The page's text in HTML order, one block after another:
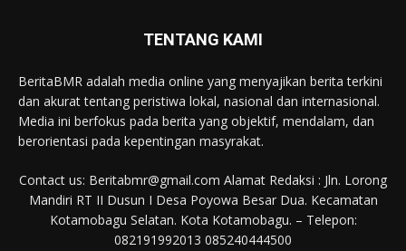
TENTANG KAMI
BeritaBMR adalah media online yang menyajikan berita terkini
dan akurat tentang peristiwa lokal, nasional dan internasional.
Media ini berfokus pada berita yang objektif, mendalam, dan
berorientasi pada kepentingan masyrakat.
Contact us: Beritabmr@gmail.com Alamat Redaksi : Jln. Lorong
Mandiri RT II Dusun I Desa Poyowa Besar Dua. Kecamatan
Kotamobagu Selatan. Kota Kotamobagu. – Telepon:
082191992013 085240444500